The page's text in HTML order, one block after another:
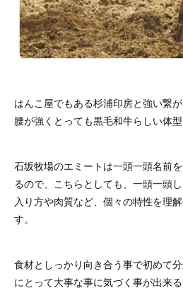
はんこ屋でもある杉浦印房と強い繋
腰が強くとっても黒毛和牛らしい体
石坂牧場のエミートは一頭一頭名前
るので、こちらとしても、一頭一頭
入り方や肉質など、個々の特性を理
す。
食材としっかり向き合う事で初めて
にとって大事な事に気づく事が出来